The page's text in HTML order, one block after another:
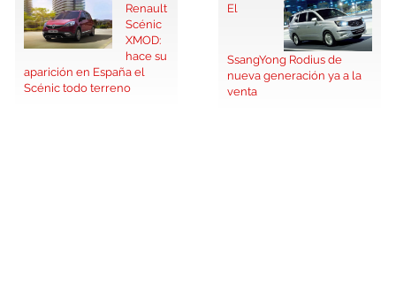
Renault
Scénic
XMOD:
hace su
aparición en España el
Scénic todo terreno
El
SsangYong Rodius de
nueva generación ya a la
venta